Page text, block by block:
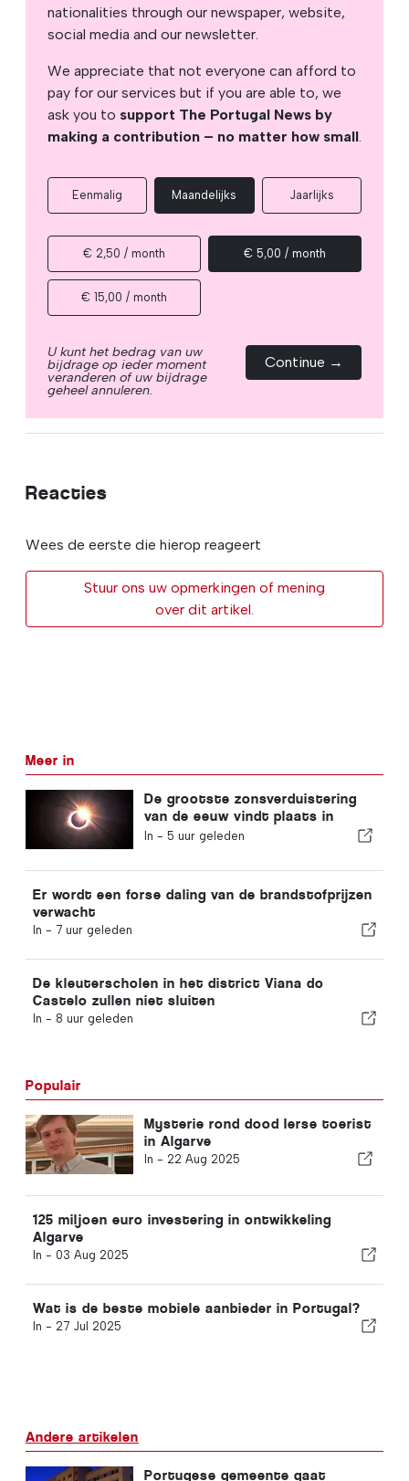
nationalities through our newspaper, website,
social media and our newsletter.
We appreciate that not everyone can afford to
pay for our services but if you are able to, we
ask you to support The Portugal News by
making a contribution – no matter how small.
Eenmalig Maandelijks Jaarlijks
€ 2,50 / month € 5,00 / month
€ 15,00 / month
U kunt het bedrag van uw
bijdrage op ieder moment
veranderen of uw bijdrage
geheel annuleren.
Continue →
Reacties
Wees de eerste die hierop reageert
Stuur ons uw opmerkingen of mening
over dit artikel.
Meer in
De grootste zonsverduistering
van de eeuw vindt plaats in
Portugal
In - 5 uur geleden
Er wordt een forse daling van de brandstofprijzen
verwacht
In - 7 uur geleden
De kleuterscholen in het district Viana do
Castelo zullen niet sluiten
In - 8 uur geleden
Populair
Mysterie rond dood Ierse toerist
in Algarve
In - 22 Aug 2025
125 miljoen euro investering in ontwikkeling
Algarve
In - 03 Aug 2025
Wat is de beste mobiele aanbieder in Portugal?
In - 27 Jul 2025
Andere artikelen
Portugese gemeente gaat